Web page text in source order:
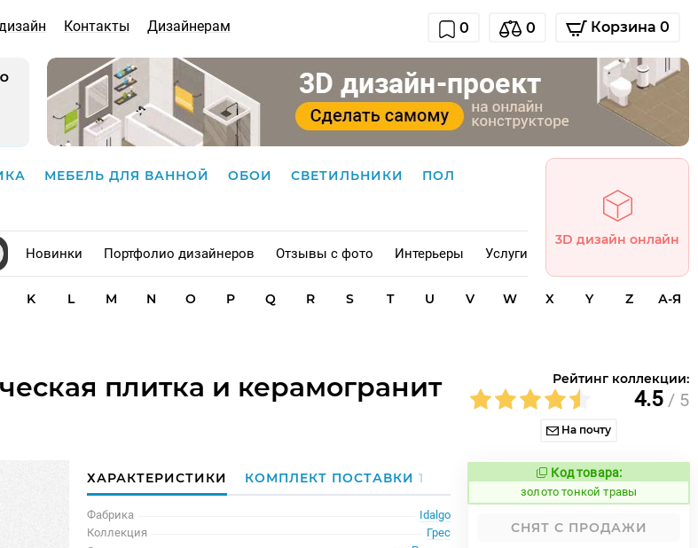
Контакты Дизайнерам 0 0 Корзина 0
МЕБЕЛЬ ДЛЯ ВАННОЙ ОБОИ СВЕТИЛЬНИКИ ПОЛ
Новинки Портфолио дизайнеров Отзывы с фото Интерьеры Услуги
3D дизайн онлайн
K L M N O P Q R S T U V W X Y Z А-Я
плитка и керамогранит Рейтинг коллекции:
4.5 / 5
На почту
ХАРАКТЕРИСТИКИ КОМПЛЕКТ ПОСТАВКИ1
Фабрика
Idalgo
Коллекция
Грес
Код товара:
528482 Код товара:
золото тонкой травы
СНЯТ С ПРОДАЖИ